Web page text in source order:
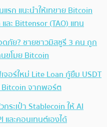
รก แนะนำให้เทขาย Bitcoin
ละ Bittensor (TAO) แทน
ดภัย? ชายชาวมิสซูรี 3 คน ถูก
ขโมย Bitcoin
จอร์ใหม่ Lite Loan กู้ยืม USDT
Bitcoin จากพอร์ต
ระเป๋า Stablecoin ให้ AI
และคอนเทนต์เองได้